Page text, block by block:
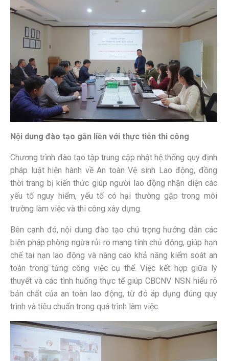
Nội dung đào tạo gắn liền với thực tiễn thi công
Chương trình đào tạo tập trung cập nhật hệ thống quy định
pháp luật hiện hành về An toàn Vệ sinh Lao động, đồng
thời trang bị kiến thức giúp người lao động nhận diện các
yếu tố nguy hiểm, yếu tố có hại thường gặp trong môi
trường làm việc và thi công xây dựng.
Bên cạnh đó, nội dung đào tạo chú trọng hướng dẫn các
biện pháp phòng ngừa rủi ro mang tính chủ động, giúp hạn
chế tai nạn lao động và nâng cao khả năng kiểm soát an
toàn trong từng công việc cụ thể. Việc kết hợp giữa lý
thuyết và các tình huống thực tế giúp CBCNV NSN hiểu rõ
bản chất của an toàn lao động, từ đó áp dụng đúng quy
trình và tiêu chuẩn trong quá trình làm việc.